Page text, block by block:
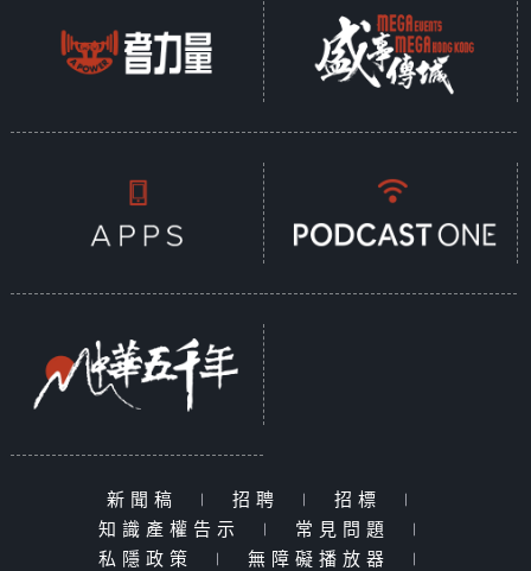
新聞稿 | 招聘 | 招標
|
知識產權告示
| 常見問題
|
私隱政策
| 無障礙播放器 |